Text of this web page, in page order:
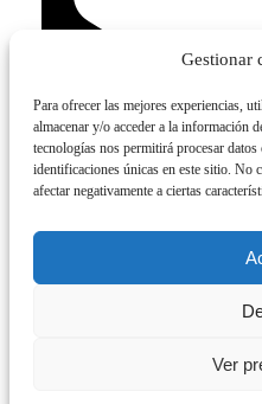
Gestionar
Para ofrecer las mejores experiencias,
almacenar y/o acceder a la información
tecnologías nos permitirá procesar
identificaciones únicas en este sitio. No
afectar negativamente a ciertas
Ver